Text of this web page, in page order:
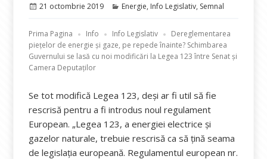
Publicat
21 octombrie 2019 Categorii
Energie, Info Legislativ, Semnal
Prima Pagina Info Info Legislativ
Dereglementarea
piețelor de energie și gaze, pe repede înainte? Schimbarea
Guvernului se lasă cu noi modificări la Legea 123 între Senat și
Camera Deputaților
Se tot modifică Legea 123, deși ar fi util să fie
rescrisă pentru a fi introdus noul regulament
European. „Legea 123, a energiei electrice și
gazelor naturale, trebuie rescrisă ca să țină seama
de legislația europeană. Regulamentul european nr.